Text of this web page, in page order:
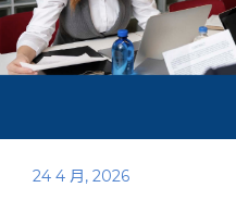
24 4 月, 2026